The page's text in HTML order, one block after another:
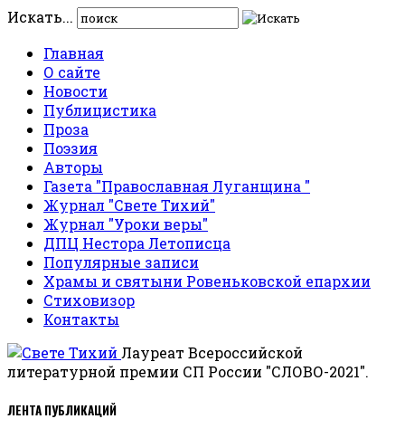
Искать...
Главная
О сайте
Новости
Публицистика
Проза
Поэзия
Авторы
Газета "Православная Луганщина "
Журнал "Свете Тихий"
Журнал "Уроки веры"
ДПЦ Нестора Летописца
Популярные записи
Храмы и святыни Ровеньковской епархии
Стиховизор
Контакты
Лауреат Всероссийской
литературной премии СП России "СЛОВО-2021".
ЛЕНТА ПУБЛИКАЦИЙ